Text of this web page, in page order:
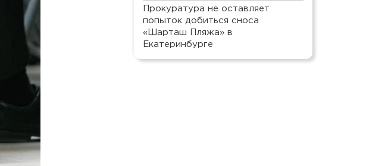
Прокуратура не оставляет
попыток добиться сноса
«Шарташ Пляжа» в
Екатеринбурге